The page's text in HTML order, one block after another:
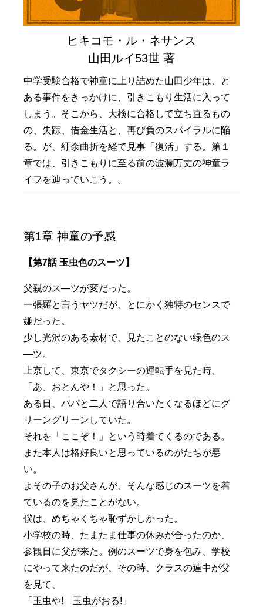
ヒキコモ・ル・ネサンス
山田ルイ53世 著
中学受験合格で神童に上り詰めた山田少年は、と
ある事件をきっかけに、引きこもり生活に入って
しまう。そこから、大検に合格して立ち直るもの
の、失踪、借金生活と、再び負のスパイラルに陥
る。が、紆余曲折を経て見事「復活」する。第１
章では、引きこもりに至る前の波瀾万丈の神童ラ
イフを辿っていこう。。
第1章 神童の予感
【第7話 玉虫色のスーツ】
父親のス―ツが変だった。
一張羅と言うヤツだが、とにかく独特のセンスで
嫌だった。
少し光沢のある素材で、見たことのない緑色のス
―ツ。
上京して、東京でタクシーの運転手を見た時、
「あ、おとんや！」と思った。
ある日、パパと二人で語り合いたくなるほどにグ
リーングリーンしていた。
それを「ここぞ！」という時着てくるのである。
また本人は格好良いと思っているのがたちが悪
い。
よその子のお父さんが、そんな感じのスーツを着
ているのを見たことがない。
僕は、めちゃくちゃ恥ずかしかった。
小学校の時、たまたま仕事の休みが合ったのか、
参観日に父が来た。例のスーツで身を包み、学校
にやって来たのだが、その時、クラスの連中が父
を見て、
「玉虫や! 玉虫がおる!」